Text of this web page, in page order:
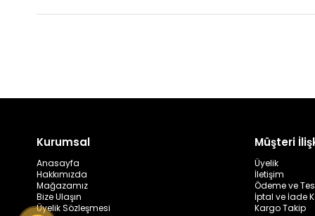
Kurumsal
Anasayfa
Hakkımızda
Mağazamız
Bize Ulaşın
Üyelik Sözleşmesi
Müşteri
Üyelik
İletişim
Ödeme ve
İptal ve İade
Kargo Takip